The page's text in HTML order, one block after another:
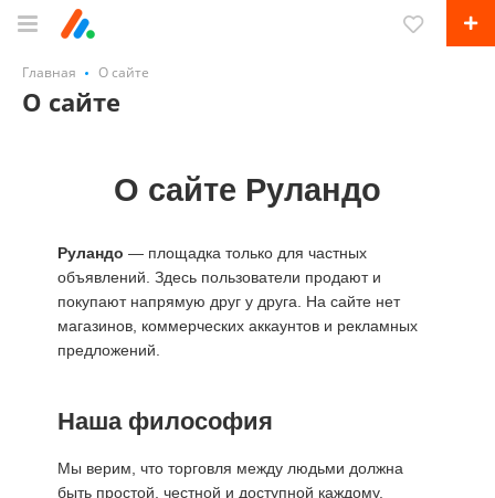
Главная О сайте
О сайте
О сайте Руландо
Руландо — площадка только для частных
объявлений. Здесь пользователи продают и
покупают напрямую друг у друга. На сайте нет
магазинов, коммерческих аккаунтов и рекламных
предложений.
Наша философия
Мы верим, что торговля между людьми должна
быть простой, честной и доступной каждому.